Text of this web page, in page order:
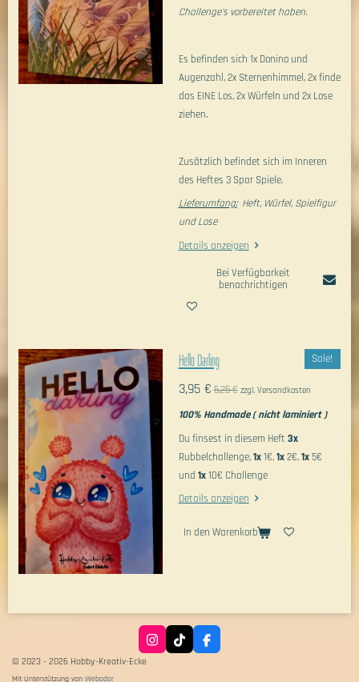
Challenge's vorbereitet haben.
Es befinden sich 1x Donino und
Augenzahl, 2x Sternenhimmel, 2x finde
das EINE Los, 2x Würfeln und 2x Lose
ziehen.
Zusätzlich befindet sich im Inneren
des Heftes 3 Spar Spiele.
Lieferumfang: Heft, Würfel, Spielfigur
und Lose
Details anzeigen
Bei Verfügbarkeit
benachrichtigen
Sale!
Hello Darling
3,95 € 5,25 € zzgl. Versandkosten
100% Handmade ( nicht laminiert )
Du finsest in diesem Heft 3x
Rubbelchallenge,1x1€,1x2€,1x5€
und 1x10€ Challenge
Details anzeigen
In den Warenkorb
I
n
T
i
F
a
© 2023 - 2026 Hobby-Kreativ-Ecke
Mit Unterstützung von Webador